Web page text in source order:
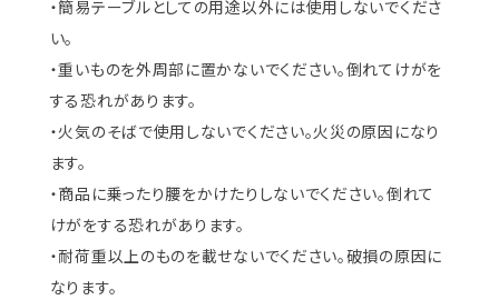
・簡易テーブルとしての用途以外には使用しないでくださ
い。
・重いものを外周部に置かないでください。倒れてけがを
する恐れがあります。
・火気のそばで使用しないでください。火災の原因になり
ます。
・商品に乗ったり腰をかけたりしないでください。倒れて
けがをする恐れがあります。
・耐荷重以上のものを載せないでください。破損の原因に
なります。